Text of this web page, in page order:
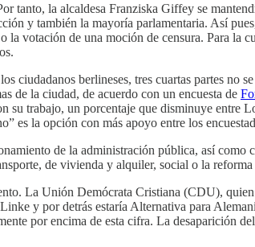
tanto, la alcaldesa Franziska Giffey se
y también la mayoría parlamentaria. Así
votación de una moción de censura. Para la
berlineses, tres cuartas partes no
de la ciudad, de acuerdo con un encuesta de
su trabajo, un porcentaje que disminuye
es la opción con más apoyo entre los
de la administración pública, así
de vivienda y alquiler, social o la
La Unión Demócrata Cristiana (CDU),
y por detrás estaría Alternativa para
por encima de esta cifra. La desaparición